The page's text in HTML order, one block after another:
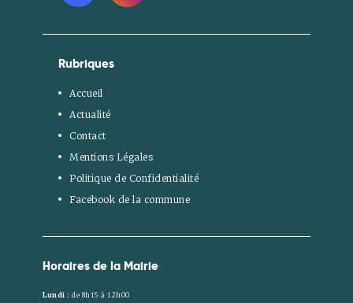
Rubriques
Accueil
Actualité
Contact
Mentions Légales
Politique de Confidentialité
Facebook de la commune
Horaires de la Mairie
Lundi : de 8h15 à 12h00